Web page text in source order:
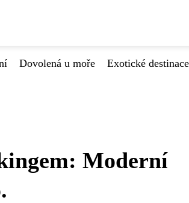
Dovolená u moře Exotické destinace
Moderní